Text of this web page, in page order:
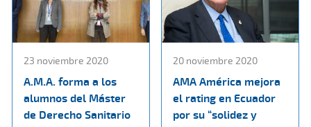
23 noviembre 2020
A.M.A. forma a los
alumnos del Máster
de Derecho Sanitario
20 noviembre 2020
AMA América mejora
el rating en Ecuador
por su “solidez y